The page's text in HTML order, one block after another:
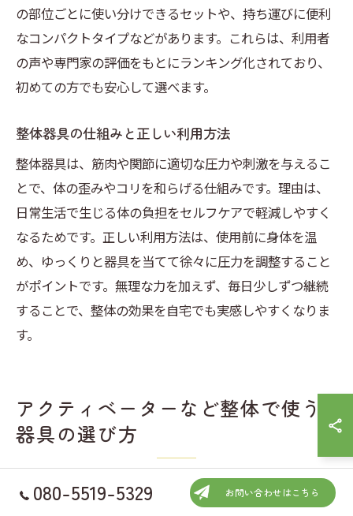
の部位ごとに使い分けできるセットや、持ち運びに便利
なコンパクトタイプなどがあります。これらは、利用者
の声や専門家の評価をもとにランキング化されており、
初めての方でも安心して選べます。
整体器具の仕組みと正しい利用方法
整体器具は、筋肉や関節に適切な圧力や刺激を与えるこ
とで、体の歪みやコリを和らげる仕組みです。理由は、
日常生活で生じる体の負担をセルフケアで軽減しやすく
なるためです。正しい利用方法は、使用前に身体を温
め、ゆっくりと器具を当てて徐々に圧力を調整すること
がポイントです。無理な力を加えず、毎日少しずつ継続
することで、整体の効果を自宅でも実感しやすくなりま
す。
アクティベーターなど整体で使う
器具の選び方
整体アクティベーターの特徴と選択基準
080-5519-5329 お問い合わせはこちら